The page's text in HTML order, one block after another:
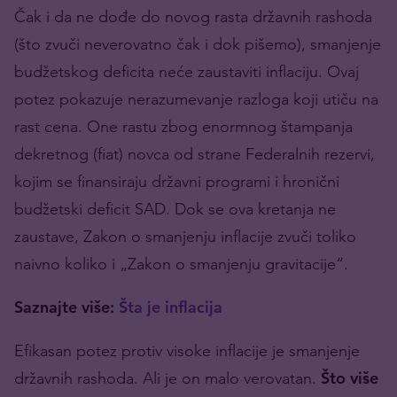
Čak i da ne dođe do novog rasta državnih rashoda
(što zvuči neverovatno čak i dok pišemo), smanjenje
budžetskog deficita neće zaustaviti inflaciju. Ovaj
potez pokazuje nerazumevanje razloga koji utiču na
rast cena. One rastu zbog enormnog štampanja
dekretnog (fiat) novca od strane Federalnih rezervi,
kojim se finansiraju državni programi i hronični
budžetski deficit SAD. Dok se ova kretanja ne
zaustave, Zakon o smanjenju inflacije zvuči toliko
naivno koliko i „Zakon o smanjenju gravitacije“.
Saznajte više: Šta je inflacija
Efikasan potez protiv visoke inflacije je smanjenje
državnih rashoda. Ali je on malo verovatan. Što više